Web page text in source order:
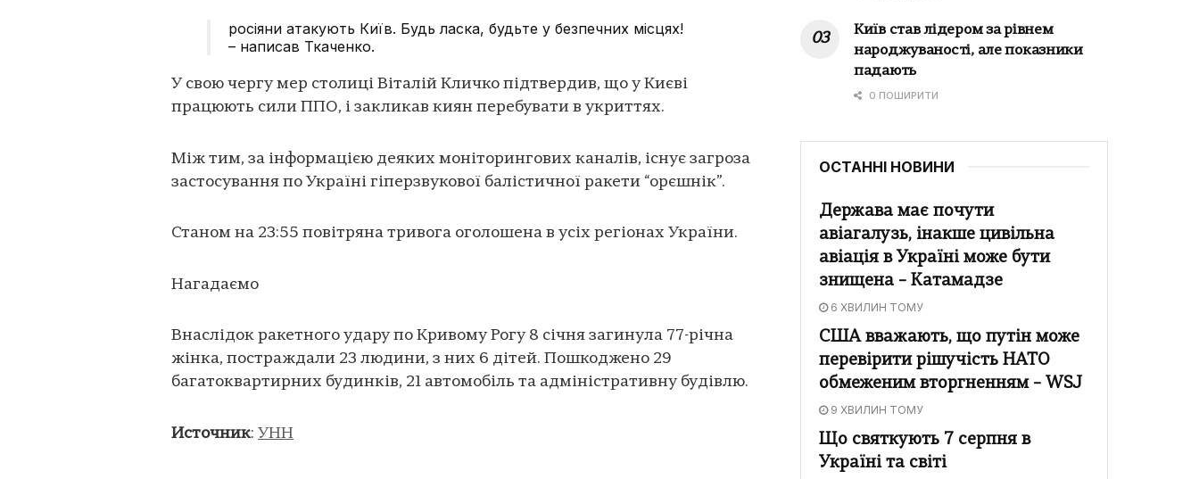
росіяни атакують Київ. Будь ласка, будьте у безпечних місцях!
– написав Ткаченко.
У свою чергу мер столиці Віталій Кличко підтвердив, що у Києві
працюють сили ППО, і закликав киян перебувати в укриттях.
Між тим, за інформацією деяких моніторингових каналів, існує загроза
застосування по Україні гіперзвукової балістичної ракети “орєшнік”.
Станом на 23:55 повітряна тривога оголошена в усіх регіонах України.
Нагадаємо
Внаслідок ракетного удару по Кривому Рогу 8 січня загинула 77-річна
жінка, постраждали 23 людини, з них 6 дітей. Пошкоджено 29
багатоквартирних будинків, 21 автомобіль та адміністративну будівлю.
Источник: УНН
Київ став лідером за рівнем
народжуваності, але показники
падають
0 ПОШИРИТИ
ОСТАННІ НОВИНИ
Держава має почути
авіагалузь, інакше цивільна
авіація в Україні може бути
знищена – Катамадзе
6 ХВИЛИН ТОМУ
США вважають, що путін може
перевірити рішучість НАТО
обмеженим вторгненням – WSJ
9 ХВИЛИН ТОМУ
Що святкують 7 серпня в
Україні та світі